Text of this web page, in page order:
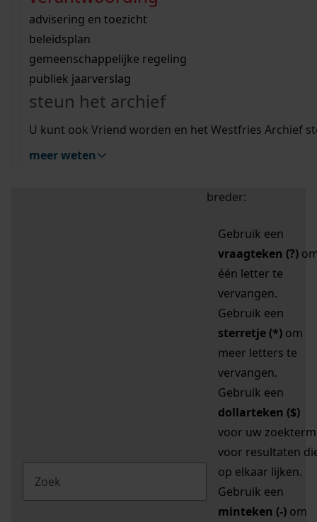
bouwvergunningen
omgevingsvergunningen
vergunningen
beeld en geluid
uitleg nodig?
Wij helpen u op weg met een aantal zoektips.
bekijk alle zoektips
Wij helpen u op weg met een aantal zoektips.
bekijk alle zoektips
bekijk ons geschiedenislokaal
advisering en toezicht
beleidsplan
gemeenschappelijke regeling
publiek jaarverslag
steun het archief
U kunt ook Vriend worden en het Westfries Archief
meer weten
zoektips
Mijn Studiezaal (inloggen)
uw zoekopdracht te
breder:
Gebruik een
vraagteken (?)
één letter te
vervangen.
Gebruik een
sterretje (*) om
meer letters te
vervangen.
Gebruik een
dollarteken ($)
voor uw zoekterm
voor resultaten
op elkaar lijken.
Gebruik een
minteken (-) om